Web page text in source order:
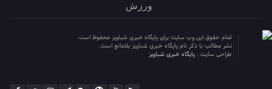
ورزش
تمام حقوق این وب سایت برای پایگاه خبری شباویز محفوظ است.
نشر مطالب با ذکر نام پایگاه خبری شباویز بلامانع است.
طراحی سایت : پایگاه خبری شباویز